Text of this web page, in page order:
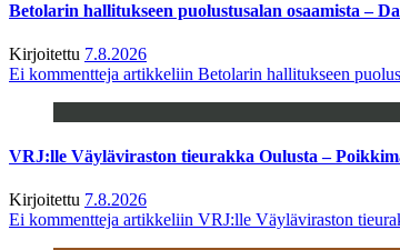
Betolarin hallitukseen puolustusalan osaamista –
Kirjoitettu 7.8.2026
Ei kommentteja artikkeliin Betolarin hallitukseen
VRJ:lle Väyläviraston tieurakka Oulusta –
Kirjoitettu 7.8.2026
Ei kommentteja artikkeliin VRJ:lle Väyläviraston